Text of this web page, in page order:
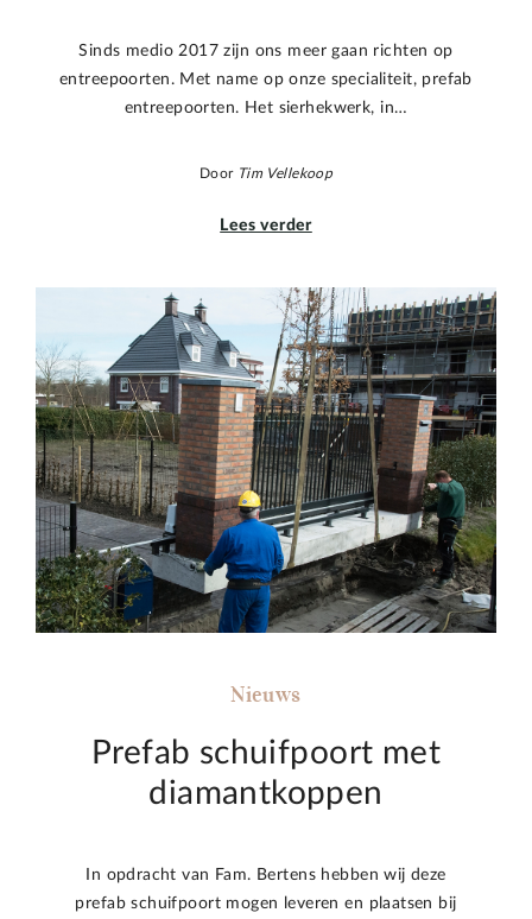
Sinds medio 2017 zijn ons meer gaan richten op
entreepoorten. Met name op onze specialiteit, prefab
entreepoorten. Het sierhekwerk, in…
Door Tim Vellekoop
Lees verder
Nieuws
Prefab schuifpoort met
diamantkoppen
In opdracht van Fam. Bertens hebben wij deze
prefab schuifpoort mogen leveren en plaatsen bij